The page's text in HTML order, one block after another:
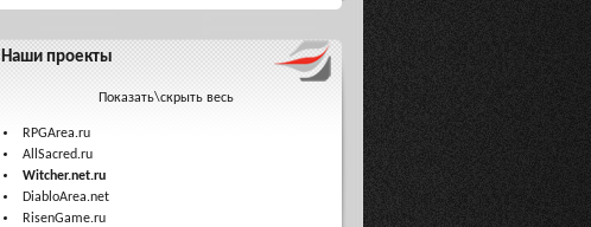
Наши проекты
Показать\скрыть весь
RPGArea.ru
AllSacred.ru
Witcher.net.ru
DiabloArea.net
RisenGame.ru